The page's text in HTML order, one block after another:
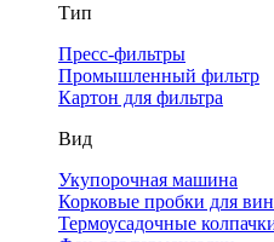
Тип
Пресс-фильтры
Промышленный фильтр
Картон для фильтра
Вид
Укупорочная машина
Корковые пробки для
Термоусадочные